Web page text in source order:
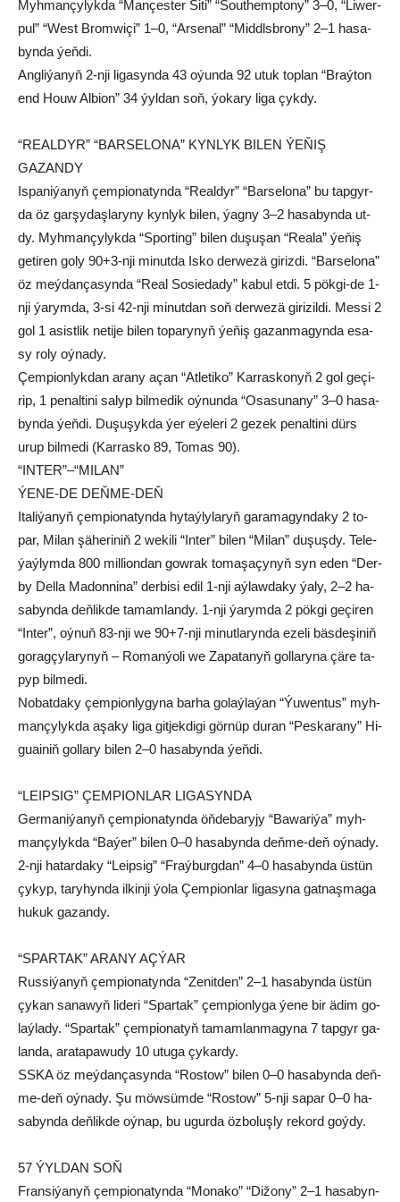
Myh­man­çy­lyk­da “Man­çes­ter Si­ti” “So­ut­hemp­to­ny” 3–0, “Li­wer­
pul” “West Brom­wi­çi” 1–0, “Ar­se­nal” “Middlsb­ro­ny” 2–1 ha­sa­
byn­da ýeň­di.
Angliýanyň 2-nji ligasynda 43 oýunda 92 utuk toplan “Braýton
end Houw Albion” 34 ýyldan soň, ýokary liga çykdy.
“REALDYR” “BARSELONA” KYNLYK BILEN ÝEŇIŞ
GAZANDY
Is­pa­ni­ýa­nyň çem­pio­na­tyn­da “Re­al­dyr” “Bar­se­lo­na” bu tap­gyr­
da öz gar­şy­daş­la­ry­ny kyn­lyk bi­len, ýag­ny 3–2 ha­sa­byn­da ut­
dy. Myhmançylykda “Sporting” bilen duşuşan “Rea­la” ýe­ňiş
ge­ti­ren go­ly 90+3-nji mi­nut­da Is­ko der­we­zä gi­riz­di. “Barselona”
öz meýdançasynda “Real Sosiedady” kabul etdi. 5 pökgi-de 1-
nji ýarymda, 3-si 42-nji minutdan soň derwezä girizildi. Mes­si 2
gol 1 asist­lik ne­ti­je bi­len to­pa­ry­nyň ýe­ňiş ga­zan­ma­gyn­da esa­
sy ro­ly oý­na­dy.
Çem­pi­on­lyk­dan arany açan “At­le­ti­ko” Kar­ras­ko­nyň 2 gol ge­çi­
rip, 1 pe­nal­ti­ni sa­lyp bil­me­dik oý­nun­da “Osa­su­na­ny” 3–0 ha­sa­
byn­da ýeň­di. Du­şu­şyk­da ýer eýe­le­ri 2 ge­zek pe­nal­ti­ni dürs
urup bil­me­di­ (Kar­ras­ko 89, To­mas 90).
“INTER”–“MILAN”
ÝENE-DE DEŇME-DEŇ
Ita­li­ýa­nyň çem­pio­na­tyn­da hy­taý­ly­la­ryň ga­ra­ma­gyn­da­ky 2 to­
par, Mi­lan şä­he­ri­niň 2 we­ki­li “In­ter” bi­len “Mi­lan” du­şuş­dy. Te­le­
ýaý­lym­da 800 mil­li­on­dan gow­rak to­ma­şa­çy­nyň syn eden “Der­
by Del­la Ma­don­ni­na” der­bi­si edil 1-nji aý­law­da­ky ýa­ly, 2–2 ha­
sa­byn­da deň­lik­de ta­mam­lan­dy. 1-nji ýa­rym­da 2 pök­gi ge­çi­ren
“In­ter”, oý­nuň 83-nji we 90+7-nji mi­nut­la­ryn­da eze­li bäs­de­şi­niň
go­rag­çy­la­ry­nyň – Ro­man­ýo­li we Za­pa­ta­nyň gol­la­ry­na çä­re ta­
pyp bil­me­di.
Nobatdaky çem­pi­on­ly­gyna barha go­laý­la­ýan “Ýu­wen­tus” myh­
man­çy­lyk­da aşa­ky li­ga git­jek­di­gi gör­nüp du­ran “Pes­ka­ra­ny” Hi­
guai­niň gol­la­ry bi­len 2–0 ha­sa­byn­da ýeň­di.
“LEIPSIG” ÇEMPIONLAR LIGASYNDA
Ger­ma­ni­ýa­nyň çem­pio­na­tyn­da öň­de­ba­ry­jy “Ba­wa­ri­ýa” myh­
man­çy­lyk­da “Ba­ýer” bi­len 0–0 ha­sa­byn­da deň­me-deň oý­na­dy.
2-nji ha­tar­da­ky “Le­ip­sig” “Fraý­burg­dan” 4–0 ha­sa­byn­da üs­tün
çy­kyp, ta­ry­hyn­da il­kin­ji ýo­la Çem­pi­on­lar li­ga­sy­na gat­naş­ma­ga
hu­kuk ga­zan­dy.
“SPAR­TAK” ARA­NY AÇ­ÝAR
Rus­si­ýa­nyň çem­pio­na­ty­nda “Ze­nit­den” 2–1 ha­sa­byn­da üs­tün
çy­kan sa­na­wyň li­de­ri “Spar­tak” çem­pi­on­ly­ga ýe­ne bir ädim go­
laý­la­dy. “Spar­tak” çem­pio­na­tyň ta­mam­lan­ma­gy­na 7 tap­gyr ga­
lan­da, ara­ta­pa­wu­dy 10 utu­ga çy­kar­dy.
SSKA öz meý­dan­ça­syn­da “Ros­tow” bi­len 0–0 ha­sa­byn­da deň­
me-deň oý­na­dy. Şu möw­süm­de “Ros­tow” 5-nji sa­par 0–0 ha­
sa­byn­da deň­lik­de oý­nap, bu ugur­da öz­bo­luş­ly re­kord goý­dy.
57 ÝYLDAN SOŇ
Fran­si­ýa­nyň çem­pio­na­tyn­da “Mo­na­ko” “Di­žo­ny” 2–1 ha­sa­byn­